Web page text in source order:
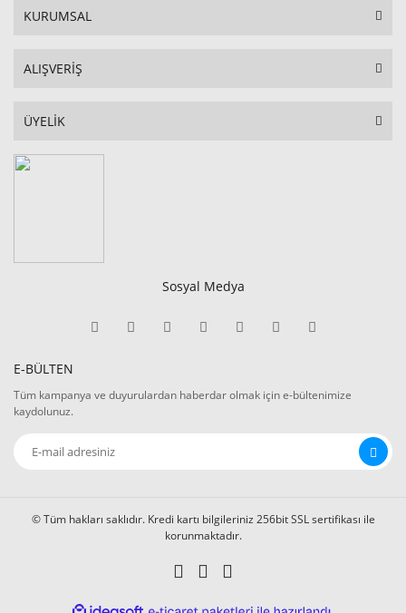
KURUMSAL
ALIŞVERİŞ
ÜYELİK
Sosyal Medya
E-BÜLTEN
Tüm kampanya ve duyurulardan haberdar olmak için e-bültenimize
kaydolunuz.
© Tüm hakları saklıdır. Kredi kartı bilgileriniz 256bit SSL sertifikası ile
korunmaktadır.